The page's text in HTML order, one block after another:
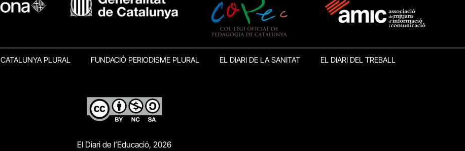
CATALUNYA PLURAL FUNDACIÓ PERIODISME PLURAL EL DIARI DE LA SANITAT EL DIARI DEL TREBALL
El Diari de l’Educació, 2026